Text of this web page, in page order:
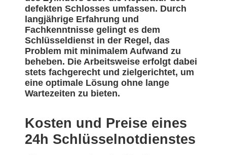
defekten Schlosses umfassen. Durch
langjährige Erfahrung und
Fachkenntnisse gelingt es dem
Schlüsseldienst in der Regel, das
Problem mit minimalem Aufwand zu
beheben. Die Arbeitsweise erfolgt dabei
stets fachgerecht und zielgerichtet, um
eine optimale Lösung ohne lange
Wartezeiten zu bieten.
Kosten und Preise eines
24h Schlüsselnotdienstes